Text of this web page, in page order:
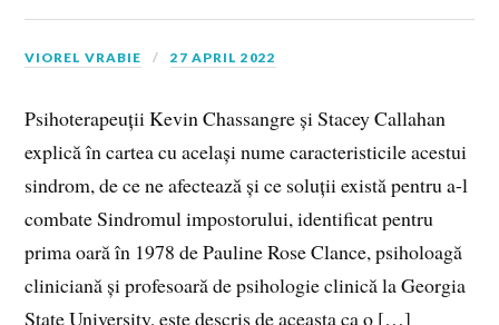
VIOREL VRABIE 27 APRIL 2022
Psihoterapeuții Kevin Chassangre și Stacey Callahan
explică în cartea cu același nume caracteristicile acestui
sindrom, de ce ne afectează și ce soluții există pentru a-l
combate Sindromul impostorului, identificat pentru
prima oară în 1978 de Pauline Rose Clance, psiholoagă
cliniciană și profesoară de psihologie clinică la Georgia
State University, este descris de aceasta ca o […]